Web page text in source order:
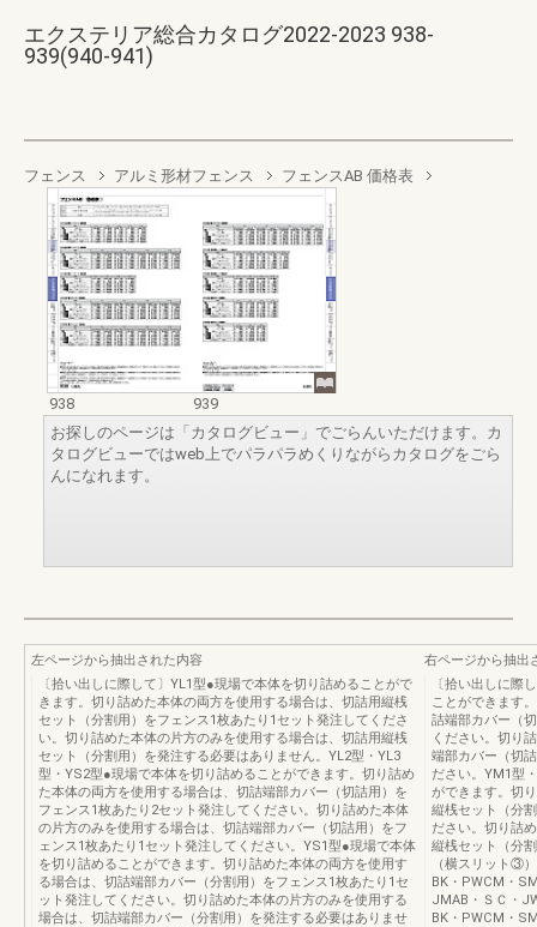
エクステリア総合カタログ2022-2023 938-
939(940-941)
フェンス アルミ形材フェンス フェンスAB 価格表
938
939
お探しのページは「カタログビュー」でごらんいただけます。カ
タログビューではweb上でパラパラめくりながらカタログをごら
んになれます。
左ページから抽出された内容
〔拾い出しに際して〕YL1型●現場で本体を切り詰めることがで
きます。切り詰めた本体の両方を使用する場合は、切詰用縦桟
セット（分割用）をフェンス1枚あたり1セット発注してくださ
い。切り詰めた本体の片方のみを使用する場合は、切詰用縦桟
セット（分割用）を発注する必要はありません。YL2型・YL3
型・YS2型●現場で本体を切り詰めることができます。切り詰め
た本体の両方を使用する場合は、切詰端部カバー（切詰用）を
フェンス1枚あたり2セット発注してください。切り詰めた本体
の片方のみを使用する場合は、切詰端部カバー（切詰用）をフ
ェンス1枚あたり1セット発注してください。YS1型●現場で本体
を切り詰めることができます。切り詰めた本体の両方を使用す
る場合は、切詰端部カバー（分割用）をフェンス1枚あたり1セ
ット発注してください。切り詰めた本体の片方のみを使用する
場合は、切詰端部カバー（分割用）を発注する必要はありませ
右ページから抽出
〔拾い出しに際
ことができます
詰端部カバー（
ください。切り
端部カバー（切
ださい。YM1型
ができます。切
縦桟セット（分
ださい。切り詰
縦桟セット（分
（横スリット③
BK・PWCM・
JMAB・ＳＣ・
BK・PWCM・